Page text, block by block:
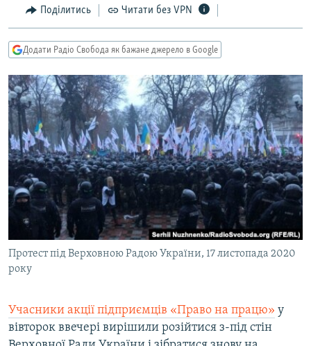
Перейти
до
пошуку
СУСПІЛЬСТВО
УКРАЇНА
СВІТ
ДОНБАС.РЕАЛІЇ
ТИ ЯК?
СХЕМИ
КИТАЙ.ВИКЛИКИ
МУЛЬТИМЕДІА
ФОТО
СПЕЦПРОЄКТИ
ПОДКАСТИ
КРИМ РЕАЛІЇ
РУС
КТАТ
Поділитись Читати без VPN
Додати Радіо Свобода як бажане джерело в Google
Протест під Верховною Радою України, 17 листопада 2020
року
Учасники акції підприємців «Право на працю» у
вівторок ввечері вирішили розійтися з-під стін